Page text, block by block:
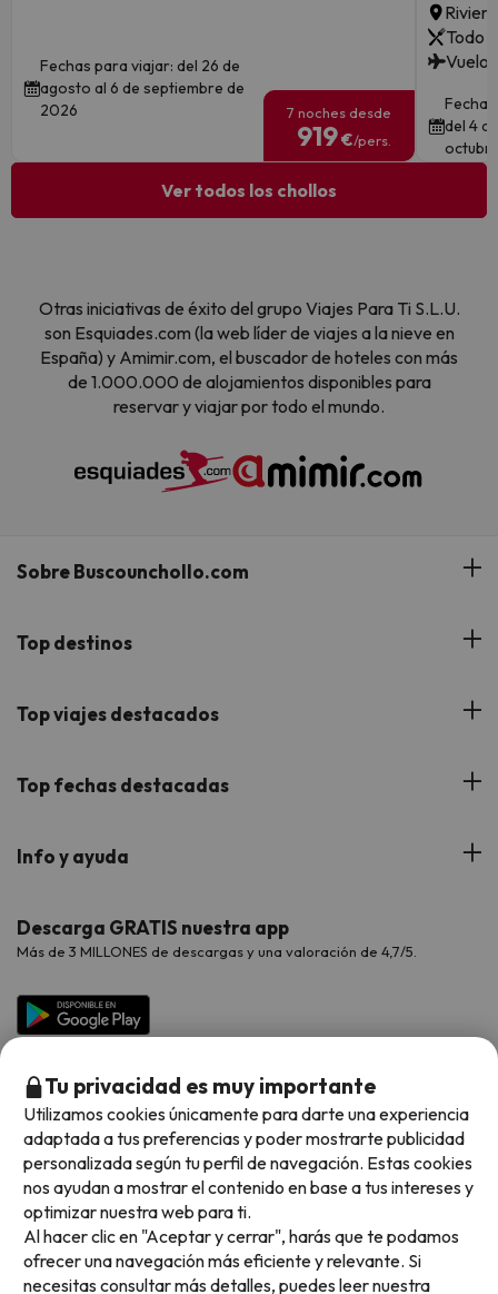
Fechas para viajar: del 26 de
agosto al 6 de septiembre de
2026
7 noches desde
919€/pers.
Todo
del 4
Ver todos los chollos
Otras iniciativas de éxito del grupo Viajes Para Ti S.L.U.
son Esquiades.com (la web líder de viajes a la nieve en
España) y Amimir.com, el buscador de hoteles con más
de 1.000.000 de alojamientos disponibles para
reservar y viajar por todo el mundo.
Sobre Buscounchollo.com
¿Quiénes somos?
Buscounchollo en los medios
Proveedores
Viajes para grupos
Top destinos
Hoteles Andalucía
Hoteles Cataluña
Hoteles Galicia
Hoteles Salou
Top viajes destacados
Viajes con Niños
Viajes de Novios
Chollos con Todo Incluido
Chollos en la playa
Hoteles con toboganes
Selección de la Newsletter
Los favoritos de nuestros clientes
Top fechas destacadas
Verano
Vacaciones en Agosto
Vacaciones en Octubre
Vacaciones en Noviembre
Info y ayuda
Contáctanos
Preguntas frecuentes
Descarga GRATIS nuestra app
Más de 3 MILLONES de descargas y una valoración de 4,7/5.
Métodos de pago disponibles
Tu privacidad es muy importante
Utilizamos cookies únicamente para darte una experiencia
adaptada a tus preferencias y poder mostrarte publicidad
personalizada según tu perfil de navegación. Estas cookies
nos ayudan a mostrar el contenido en base a tus intereses y
optimizar nuestra web para ti.
Al hacer clic en "Aceptar y cerrar", harás que te podamos
ofrecer una navegación más eficiente y relevante. Si
necesitas consultar más detalles, puedes leer nuestra